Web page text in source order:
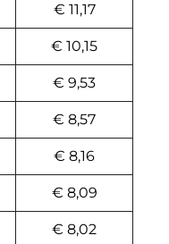
€ 11,17
€ 10,15
€ 9,53
€ 8,57
€ 8,16
€ 8,09
€ 8,02